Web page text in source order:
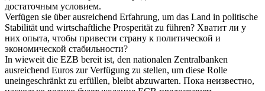
достаточным условием.
Verfügen sie überausreichend Erfahrung, um das Land in politische
Stabilität und wirtschaftliche Prosperität zu führen? Хватит ли у
них опыта, чтобы привести страну к политической и
экономической стабильности?
In wieweit die EZB bereit ist, den nationalen Zentralbanken
ausreichend Euros zur Verfügung zu stellen, um diese Rolle
uneingeschränkt zu erfüllen, bleibt abzuwarten. Пока неизвестно,